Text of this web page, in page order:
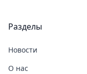
Разделы
Новости
О нас